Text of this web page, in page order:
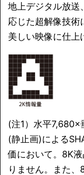
地上デジタル放送
応じた超解像技術
美しい映像に仕上
(注1）水平7,680×
(静止画)による
価において。8K
りません。また